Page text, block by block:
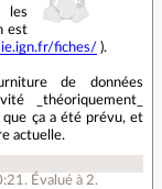
les
est
fiches/ ).
de données
_théoriquement_
ça a été prévu, et
actuelle.
. Évalué à 2.